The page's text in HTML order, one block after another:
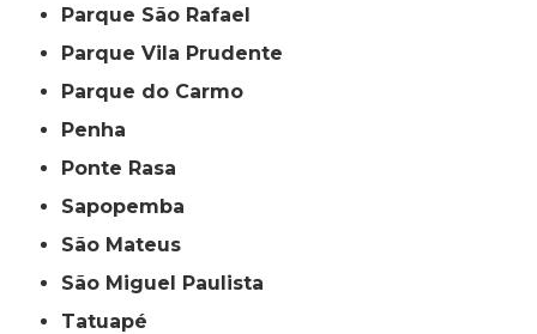
Parque São Rafael
Parque Vila Prudente
Parque do Carmo
Penha
Ponte Rasa
Sapopemba
São Mateus
São Miguel Paulista
Tatuapé